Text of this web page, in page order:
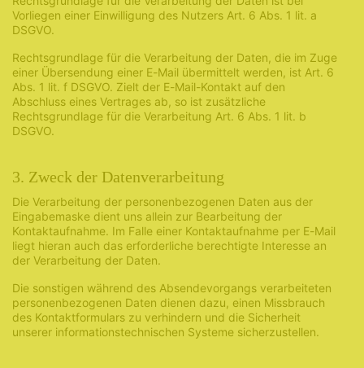
Vorliegen einer Einwilligung des Nutzers Art. 6 Abs. 1 lit. a
DSGVO.
Rechtsgrundlage für die Verarbeitung der Daten, die im Zuge
einer Übersendung einer E-Mail übermittelt werden, ist Art. 6
Abs. 1 lit. f DSGVO. Zielt der E-Mail-Kontakt auf den
Abschluss eines Vertrages ab, so ist zusätzliche
Rechtsgrundlage für die Verarbeitung Art. 6 Abs. 1 lit. b
DSGVO.
3. Zweck der Datenverarbeitung
Die Verarbeitung der personenbezogenen Daten aus der
Eingabemaske dient uns allein zur Bearbeitung der
Kontaktaufnahme. Im Falle einer Kontaktaufnahme per E-Mail
liegt hieran auch das erforderliche berechtigte Interesse an
der Verarbeitung der Daten.
Die sonstigen während des Absendevorgangs verarbeiteten
personenbezogenen Daten dienen dazu, einen Missbrauch
des Kontaktformulars zu verhindern und die Sicherheit
unserer informationstechnischen Systeme sicherzustellen.